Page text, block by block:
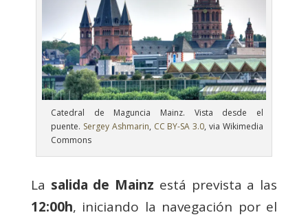
Catedral de Maguncia Mainz. Vista desde el
puente. Sergey Ashmarin, CC BY-SA 3.0, via Wikimedia
Commons
La salida de Mainz está prevista a las
12:00h, iniciando la navegación por el